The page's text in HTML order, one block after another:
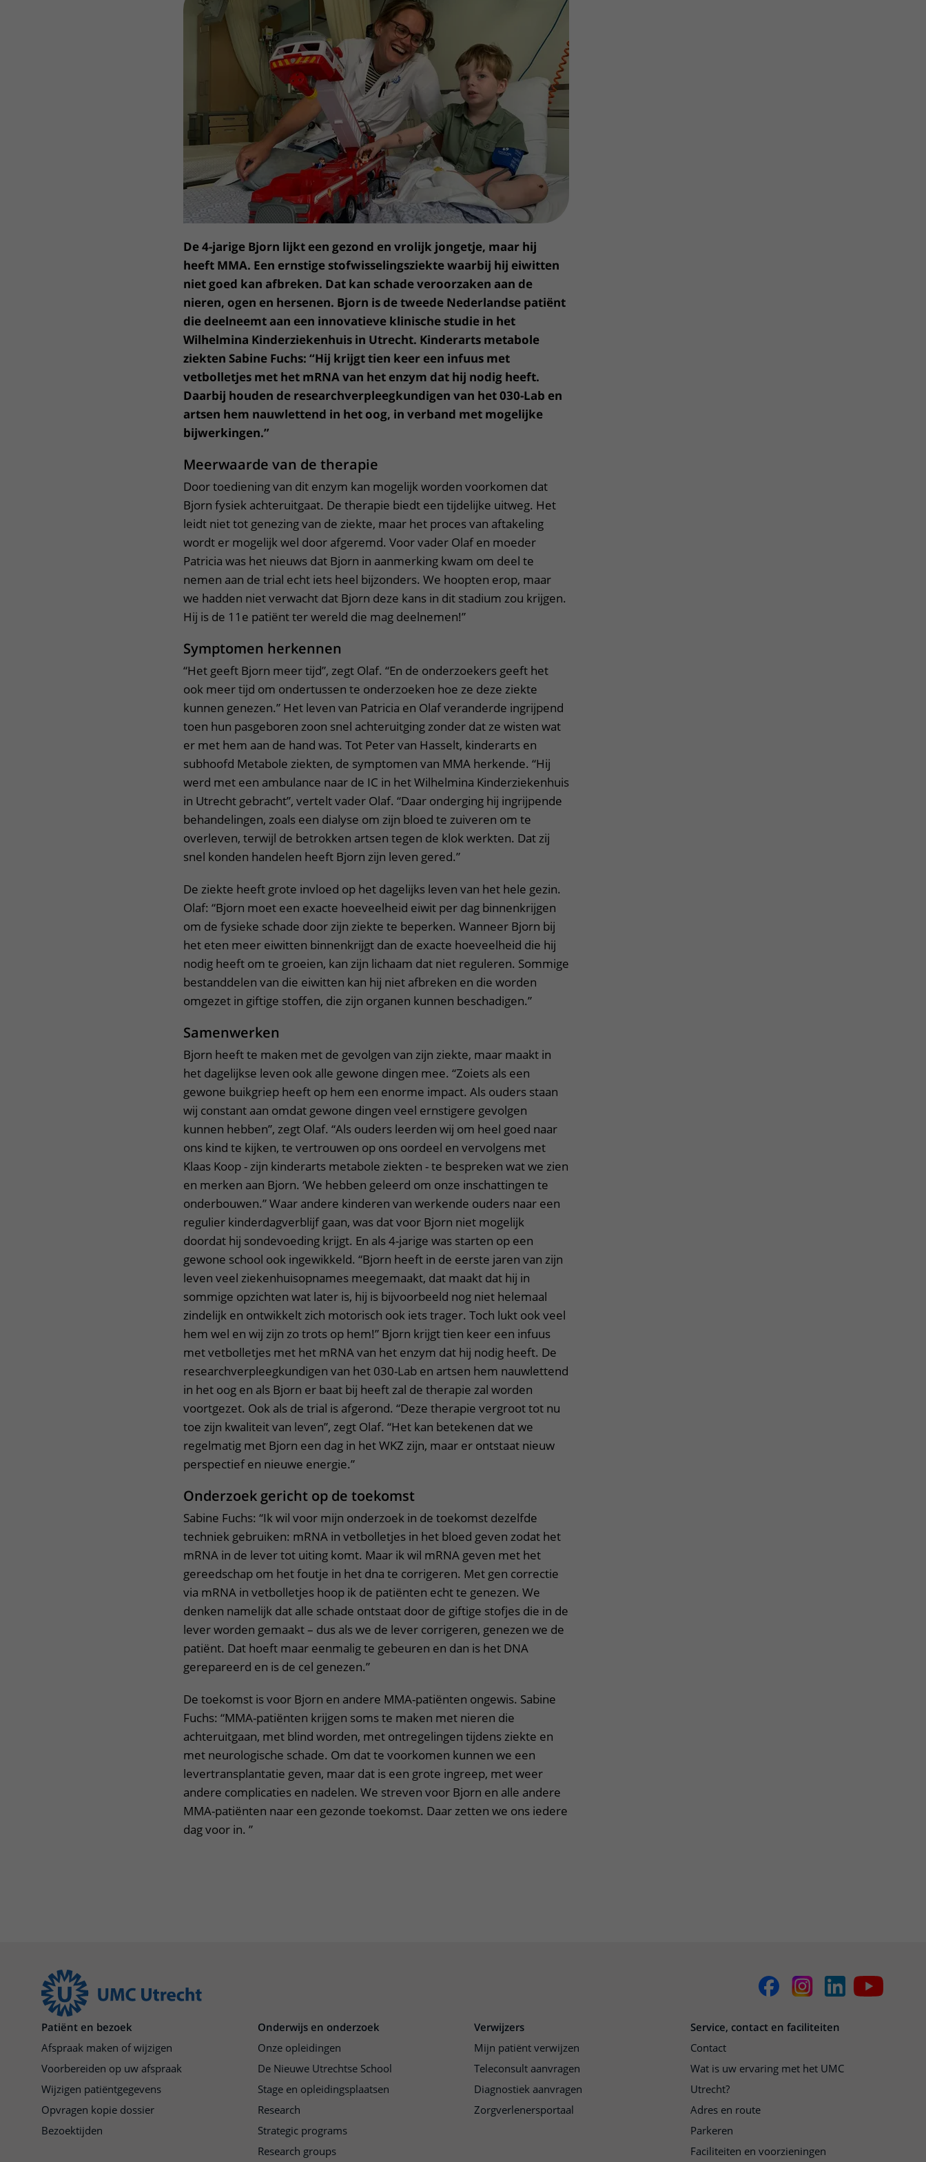
Bezoektijden
Wijzigen patiëntgegevens
Contact met verpleegafdeling
Het Wilhelmina
Kinderziekenhuis
De 4-jarige Bjorn lijkt een gezond en vrolijk jongetje, maar hij
heeft MMA. Een ernstige stofwisselingsziekte waarbij hij eiwitten
niet goed kan afbreken. Dat kan schade veroorzaken aan de
nieren, ogen en hersenen. Bjorn is de tweede Nederlandse patiënt
die deelneemt aan een innovatieve klinische studie in het
Wilhelmina Kinderziekenhuis in Utrecht. Kinderarts metabole
ziekten Sabine Fuchs: “Hij krijgt tien keer een infuus met
vetbolletjes met het mRNA van het enzym dat hij nodig heeft.
Daarbij houden de researchverpleegkundigen van het 030-Lab en
artsen hem nauwlettend in het oog, in verband met mogelijke
bijwerkingen.”
Meerwaarde van de therapie
Door toediening van dit enzym kan mogelijk worden voorkomen dat
Bjorn fysiek achteruitgaat. De therapie biedt een tijdelijke uitweg. Het
leidt niet tot genezing van de ziekte, maar het proces van aftakeling
wordt er mogelijk wel door afgeremd. Voor vader Olaf en moeder
Patricia was het nieuws dat Bjorn in aanmerking kwam om deel te
nemen aan de trial echt iets heel bijzonders. We hoopten erop, maar
we hadden niet verwacht dat Bjorn deze kans in dit stadium zou krijgen.
Hij is de 11e patiënt ter wereld die mag deelnemen!”
Symptomen herkennen
“Het geeft Bjorn meer tijd”, zegt Olaf. “En de onderzoekers geeft het
ook meer tijd om ondertussen te onderzoeken hoe ze deze ziekte
kunnen genezen.” Het leven van Patricia en Olaf veranderde ingrijpend
toen hun pasgeboren zoon snel achteruitging zonder dat ze wisten wat
er met hem aan de hand was. Tot Peter van Hasselt, kinderarts en
subhoofd Metabole ziekten, de symptomen van MMA herkende. “Hij
werd met een ambulance naar de IC in het Wilhelmina Kinderziekenhuis
in Utrecht gebracht”, vertelt vader Olaf. “Daar onderging hij ingrijpende
behandelingen, zoals een dialyse om zijn bloed te zuiveren om te
overleven, terwijl de betrokken artsen tegen de klok werkten. Dat zij
snel konden handelen heeft Bjorn zijn leven gered.”
De ziekte heeft grote invloed op het dagelijks leven van het hele gezin.
Olaf: “Bjorn moet een exacte hoeveelheid eiwit per dag binnenkrijgen
om de fysieke schade door zijn ziekte te beperken. Wanneer Bjorn bij
het eten meer eiwitten binnenkrijgt dan de exacte hoeveelheid die hij
nodig heeft om te groeien, kan zijn lichaam dat niet reguleren. Sommige
bestanddelen van die eiwitten kan hij niet afbreken en die worden
omgezet in giftige stoffen, die zijn organen kunnen beschadigen.”
Samenwerken
Bjorn heeft te maken met de gevolgen van zijn ziekte, maar maakt in
het dagelijkse leven ook alle gewone dingen mee. “Zoiets als een
gewone buikgriep heeft op hem een enorme impact. Als ouders staan
wij constant aan omdat gewone dingen veel ernstigere gevolgen
kunnen hebben”, zegt Olaf. “Als ouders leerden wij om heel goed naar
ons kind te kijken, te vertrouwen op ons oordeel en vervolgens met
Klaas Koop - zijn kinderarts metabole ziekten - te bespreken wat we zien
en merken aan Bjorn. ‘We hebben geleerd om onze inschattingen te
onderbouwen.” Waar andere kinderen van werkende ouders naar een
regulier kinderdagverblijf gaan, was dat voor Bjorn niet mogelijk
doordat hij sondevoeding krijgt. En als 4-jarige was starten op een
gewone school ook ingewikkeld. “Bjorn heeft in de eerste jaren van zijn
leven veel ziekenhuisopnames meegemaakt, dat maakt dat hij in
sommige opzichten wat later is, hij is bijvoorbeeld nog niet helemaal
zindelijk en ontwikkelt zich motorisch ook iets trager. Toch lukt ook veel
hem wel en wij zijn zo trots op hem!” Bjorn krijgt tien keer een infuus
met vetbolletjes met het mRNA van het enzym dat hij nodig heeft. De
researchverpleegkundigen van het 030-Lab en artsen hem nauwlettend
in het oog en als Bjorn er baat bij heeft zal de therapie zal worden
voortgezet. Ook als de trial is afgerond. “Deze therapie vergroot tot nu
toe zijn kwaliteit van leven”, zegt Olaf. “Het kan betekenen dat we
regelmatig met Bjorn een dag in het WKZ zijn, maar er ontstaat nieuw
perspectief en nieuwe energie.”
Onderzoek gericht op de toekomst
Sabine Fuchs: “Ik wil voor mijn onderzoek in de toekomst dezelfde
techniek gebruiken: mRNA in vetbolletjes in het bloed geven zodat het
mRNA in de lever tot uiting komt. Maar ik wil mRNA geven met het
gereedschap om het foutje in het dna te corrigeren. Met gen correctie
via mRNA in vetbolletjes hoop ik de patiënten echt te genezen. We
denken namelijk dat alle schade ontstaat door de giftige stofjes die in de
lever worden gemaakt – dus als we de lever corrigeren, genezen we de
patiënt. Dat hoeft maar eenmalig te gebeuren en dan is het DNA
gerepareerd en is de cel genezen.”
De toekomst is voor Bjorn en andere MMA-patiënten ongewis. Sabine
Fuchs: “MMA-patiënten krijgen soms te maken met nieren die
achteruitgaan, met blind worden, met ontregelingen tijdens ziekte en
met neurologische schade. Om dat te voorkomen kunnen we een
levertransplantatie geven, maar dat is een grote ingreep, met weer
andere complicaties en nadelen. We streven voor Bjorn en alle andere
MMA-patiënten naar een gezonde toekomst. Daar zetten we ons iedere
dag voor in. ”
Patiënt en bezoek
Afspraak maken of wijzigen
Voorbereiden op uw afspraak
Wijzigen patiëntgegevens
Opvragen kopie dossier
Bezoektijden
Onderwijs en onderzoek
Onze opleidingen
De Nieuwe Utrechtse School
Stage en opleidingsplaatsen
Research
Strategic programs
Research groups
Verwijzers
Mijn patiënt verwijzen
Teleconsult aanvragen
Diagnostiek aanvragen
Zorgverlenersportaal
Service, contact en faciliteiten
Contact
Wat is uw ervaring met het UMC
Utrecht?
Adres en route
Parkeren
Faciliteiten en voorzieningen